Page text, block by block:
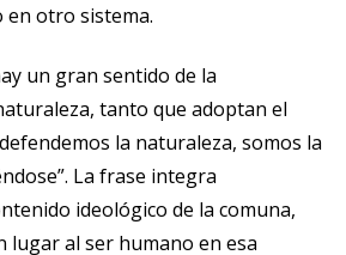
en otro sistema.
un gran sentido de la
tanto que adoptan el
la naturaleza, somos la
La frase integra
ideológico de la comuna,
lugar al ser humano en esa